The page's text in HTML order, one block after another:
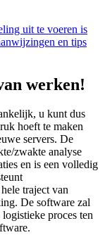
uit te voeren is
en tips
werken!
u kunt dus
hoeft te maken
servers. De
zwakte analyse
en is een volledig
traject van
De software zal
proces ten